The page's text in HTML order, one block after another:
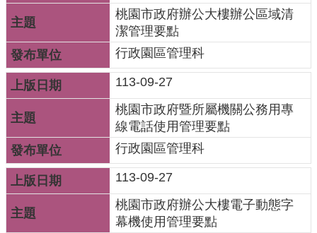
全
及
衛
生
防
護
專
區
姊
妹
市
桃園市政府辦公大樓辦公區域清
潔管理要點
行政園區管理科
113-09-27
桃園市政府暨所屬機關公務用專
線電話使用管理要點
行政園區管理科
113-09-27
桃園市政府辦公大樓電子動態字
幕機使用管理要點